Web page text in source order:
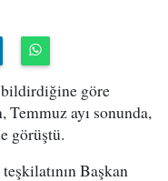
bildirdiğine göre
Temmuz ayı sonunda,
görüştü.
Başkan